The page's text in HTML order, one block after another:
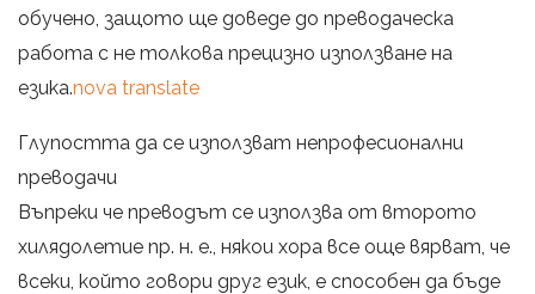
обучено, защото ще доведе до преводаческа
работа с не толкова прецизно използване на
езика.nova translate
Глупостта да се използват непрофесионални
преводачи
Въпреки че преводът се използва от второто
хилядолетие пр. н. е., някои хора все още вярват, че
всеки, който говори друг език, е способен да бъде